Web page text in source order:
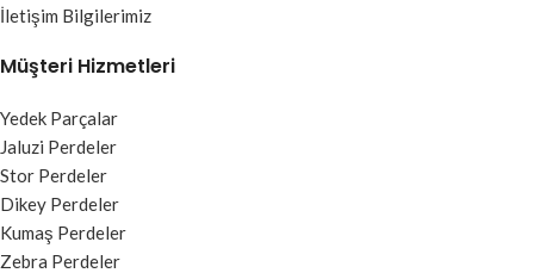
İletişim Bilgilerimiz
Müşteri Hizmetleri
Yedek Parçalar
Jaluzi Perdeler
Stor Perdeler
Dikey Perdeler
Kumaş Perdeler
Zebra Perdeler